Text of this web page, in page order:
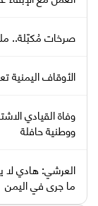
صرخات مُكبّلة..
الأوقاف اليمنية
وفاة القيادي
ووطنية حافلة
العرشي: هادي لا
ما جرى في اليمن